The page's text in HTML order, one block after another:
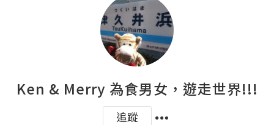
Ken & Merry 為食男女，遊走世界!!!
追蹤